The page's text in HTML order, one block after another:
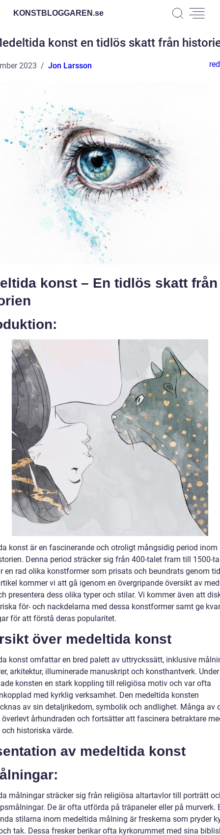
KONSTBLOGGAREN.se
konst en tidlös skatt från
2023 Jon Larsson
konst – En tidlös skatt från
konst är en fascinerande och otroligt mångsidig period inom
Denna period sträcker sig från 400-talet fram till 1500-
en rad olika konstformer som prisats och beundrats genom
kommer vi att gå igenom en övergripande översikt av
presentera dess olika typer och stilar. Vi kommer även att
för- och nackdelarna med dessa konstformer samt ge
för att förstå deras popularitet.
över medeltida konst
konst omfattar en bred palett av uttryckssätt, inklusive
arkitektur, illuminerade manuskript och konsthantverk.
konsten en stark koppling till religiösa motiv och var ofta
med kyrklig verksamhet. Den medeltida konsten
av sin detaljrikedom, symbolik och andlighet. Många av
överlevt århundraden och fortsätter att fascinera betraktare
historiska värde.
av medeltida konst
målningar sträcker sig från religiösa altartavlor till porträtt
De är ofta utförda på träpaneler eller på murverk.
stilarna inom medeltida målning är freskerna som pryder
tak. Dessa fresker berikar ofta kyrkorummet med sina